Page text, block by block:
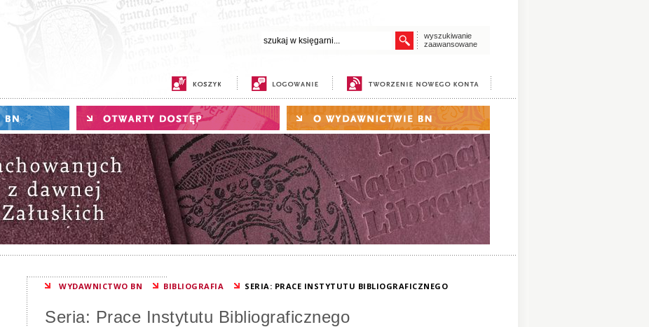
wyszukiwanie
zaawansowane
WYDAWNICTWO BN BIBLIOGRAFIA SERIA: PRACE INSTYTUTU BIBLIOGRAFICZNEGO
Seria: Prace Instytutu Bibliograficznego